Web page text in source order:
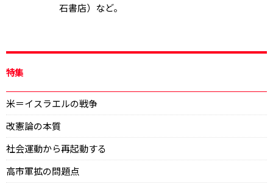
石書店）など。
特集
米＝イスラエルの戦争
改憲論の本質
社会運動から再起動する
高市軍拡の問題点